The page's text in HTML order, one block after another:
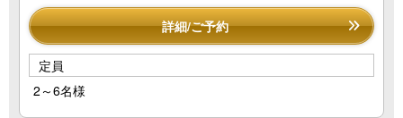
詳細/ご予約
定員
2～6名様